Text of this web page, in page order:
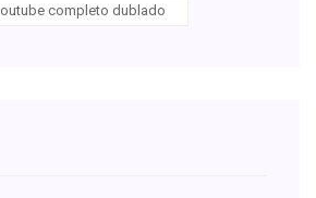
completo dublado